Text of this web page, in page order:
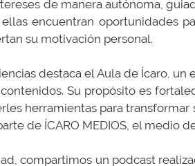
de manera autónoma,
ellas encuentran oportunidades
su motivación personal.
destaca el Aula de Ícaro,
Su propósito es
herramientas para
de ÍCARO MEDIOS, el medio
compartimos un podcast